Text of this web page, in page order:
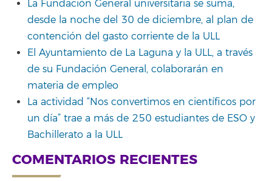
La Fundación General universitaria se suma,
desde la noche del 30 de diciembre, al plan de
contención del gasto corriente de la ULL
El Ayuntamiento de La Laguna y la ULL, a través
de su Fundación General, colaborarán en
materia de empleo
La actividad “Nos convertimos en científicos por
un día” trae a más de 250 estudiantes de ESO y
Bachillerato a la ULL
COMENTARIOS RECIENTES